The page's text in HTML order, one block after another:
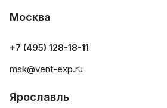
Москва
+7 (495) 128-18-11
msk@vent-exp.ru
Ярославль